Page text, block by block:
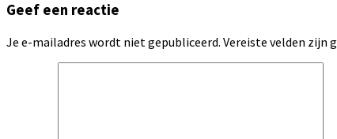
Geef een reactie
Je e-mailadres wordt niet gepubliceerd. Vereiste velden zijn